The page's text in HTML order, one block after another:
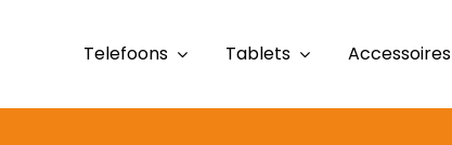
Telefoons Tablets Accessoires